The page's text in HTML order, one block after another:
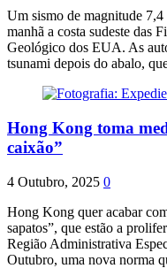
Um sismo de magnitude 7,4
manhã a costa sudeste das
Geológico dos EUA. As
tsunami depois do abalo,
Hong Kong toma
caixão”
4 Outubro, 2025 0
Hong Kong quer acabar
sapatos”, que estão a
Região Administrativa
Outubro, uma nova norma